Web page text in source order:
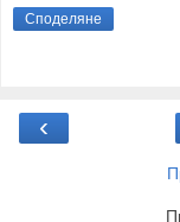
Споделяне
‹